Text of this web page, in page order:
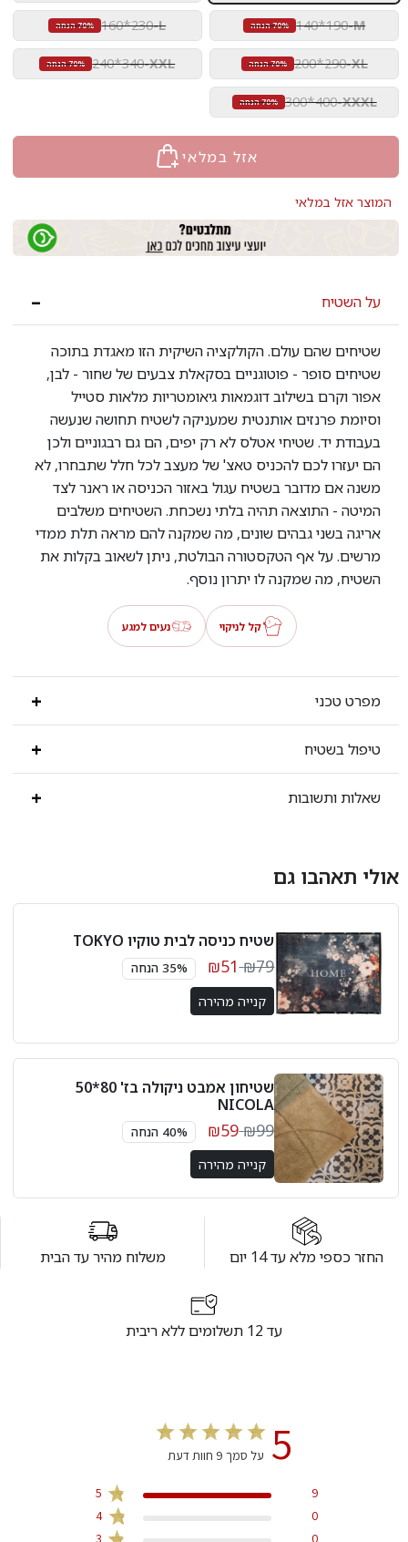
M
-
140*190 70% הנחה L
-
160*230 70% הנחה
XL
-
200*290 70% הנחה XXL
-
240*340 70% הנחה
XXXL
-
300*400 70% הנחה
אזל במלאי
המוצר אזל במלאי
על השטיח
שטיחים שהם עולם. הקולקציה השיקית הזו מאגדת בתוכה
שטיחים סופר - פוטוגניים בסקאלת צבעים של שחור - לבן,
אפור וקרם בשילוב דוגמאות גיאומטריות מלאות סטייל
וסיומת פרנזים אותנטית שמעניקה לשטיח תחושה שנעשה
בעבודת יד. שטיחי אטלס לא רק יפים, הם גם רבגוניים ולכן
הם יעזרו לכם להכניס טאצ' של מעצב לכל חלל שתבחרו, לא
משנה אם מדובר בשטיח עגול באזור הכניסה או ראנר לצד
המיטה - התוצאה תהיה בלתי נשכחת. השטיחים משלבים
אריגה בשני גבהים שונים, מה שמקנה להם מראה תלת ממדי
מרשים. על אף הטקסטורה הבולטת, ניתן לשאוב בקלות את
השטיח, מה שמקנה לו יתרון נוסף.
קל לניקוי נעים למגע
מפרט טכני
טיפול בשטיח
שאלות ותשובות
אולי תאהבו גם
שטיח כניסה לבית טוקיו TOKYO
₪79
₪51 35% הנחה
קנייה מהירה
שטיחון אמבט ניקולה בז' 80*50
NICOLA
₪99
₪59 40% הנחה
קנייה מהירה
החזר כספי מלא עד 14 יום משלוח מהיר עד הבית
עד 12 תשלומים ללא ריבית
5 על סמך 9 חוות דעת
5
9
4
0